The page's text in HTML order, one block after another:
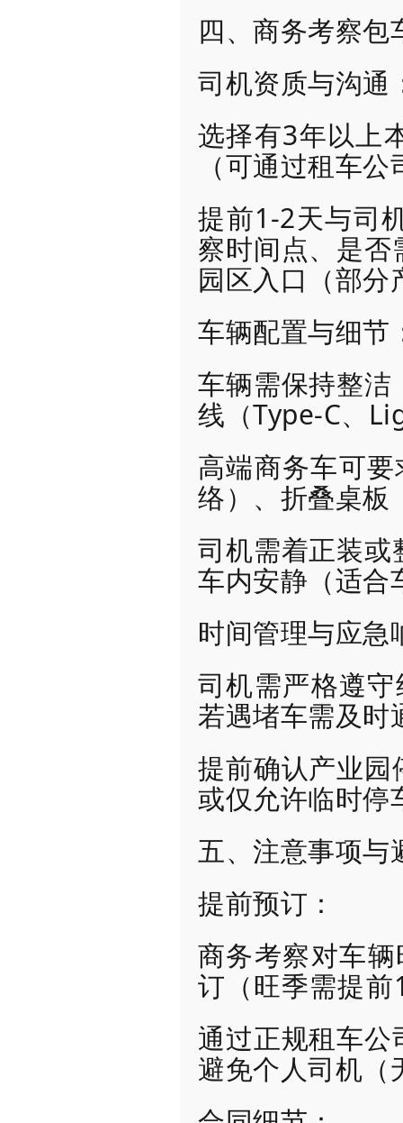
四、商务考察包
司机资质与沟通
选择有3年以上
（可通过租车
提前1-2天与司
察时间点、是
园区入口（部分
车辆配置与细节
车辆需保持整
线（Type-C、
高端商务车可
络）、折叠桌板
司机需着正装
车内安静（适合
时间管理与应急
司机需严格遵
若遇堵车需及时
提前确认产业
或仅允许临时停
五、注意事项与
提前预订：
商务考察对车
订（旺季需提
通过正规租车
避免个人司机（